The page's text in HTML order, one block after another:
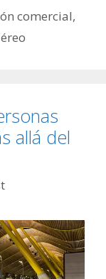
comercial,
allá del